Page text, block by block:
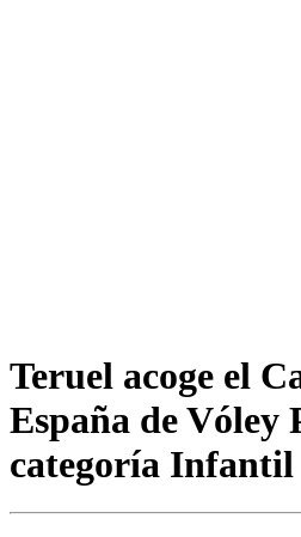
Teruel acoge el
España de Vóley
categoría Infantil